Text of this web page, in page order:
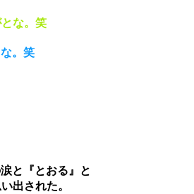
な。笑
。笑
と『とおる』と
出された。